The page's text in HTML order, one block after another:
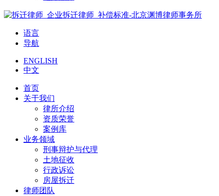
语言
导航
ENGLISH
中文
首页
关于我们
律所介绍
资质荣誉
案例库
业务领域
刑事辩护与代理
土地征收
行政诉讼
房屋拆迁
律师团队